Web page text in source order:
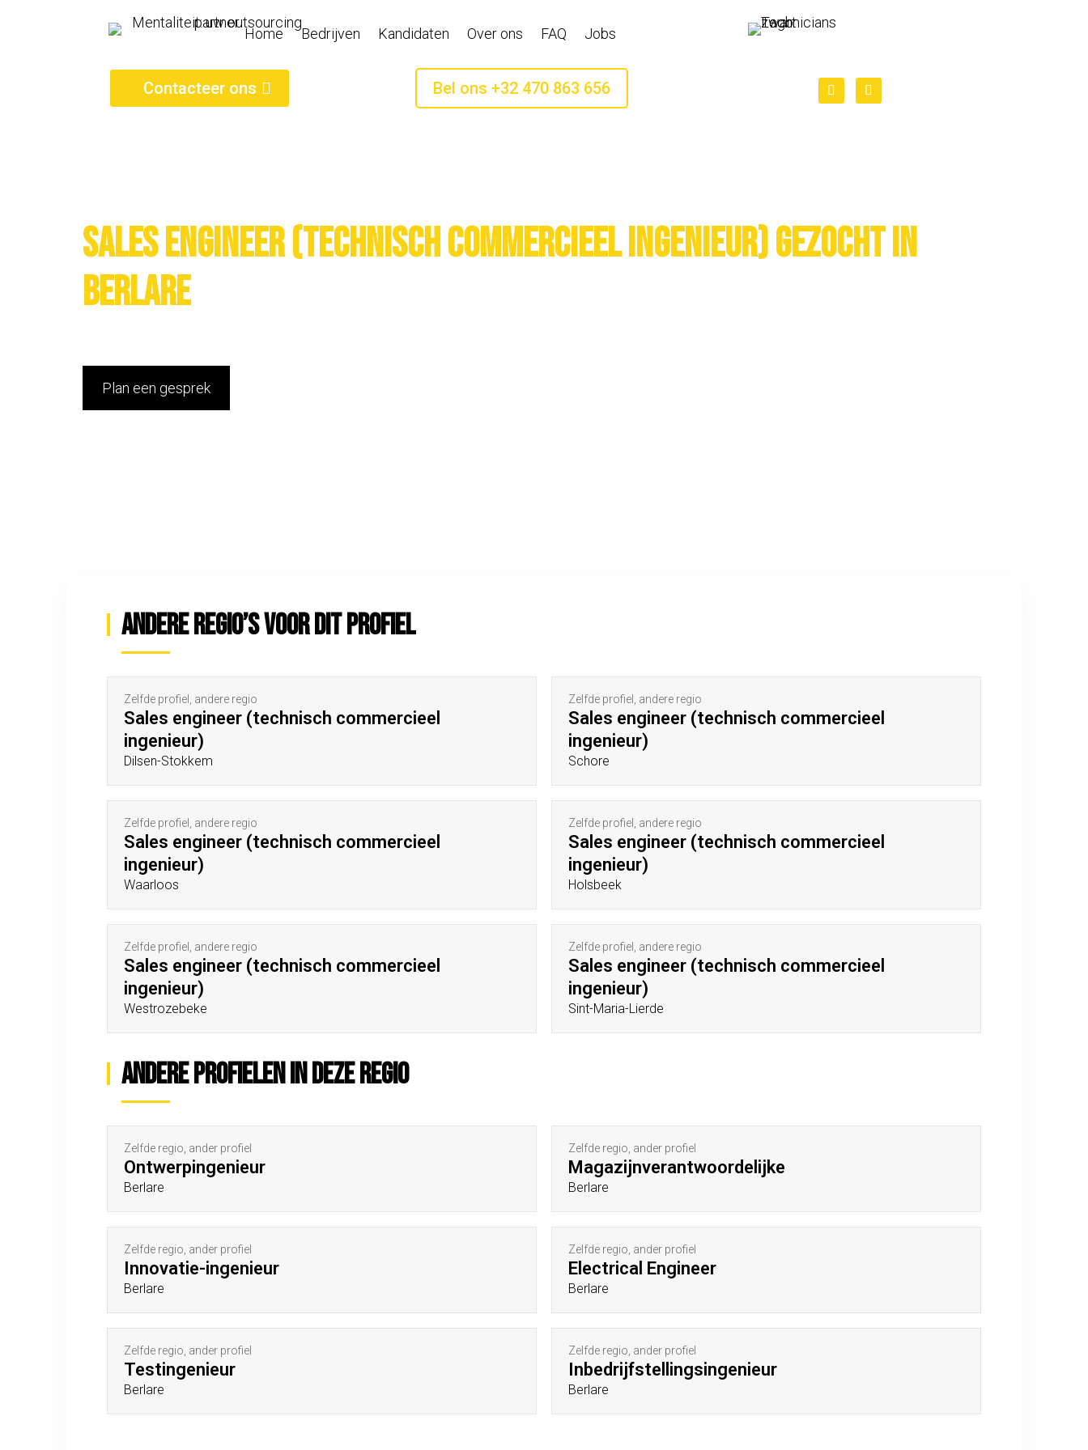
Home Bedrijven Kandidaten Over ons FAQ Jobs
Contacteer ons Bel ons +32 470 863 656
Sales engineer (technisch commercieel ingenieur) gezocht in
Berlare
Plan een gesprek
Andere regio’s voor dit profiel
Zelfde profiel, andere regio
Sales engineer (technisch commercieel
ingenieur)
Dilsen-Stokkem
Zelfde profiel, andere regio
Sales engineer (technisch commercieel
ingenieur)
Schore
Zelfde profiel, andere regio
Sales engineer (technisch commercieel
ingenieur)
Waarloos
Zelfde profiel, andere regio
Sales engineer (technisch commercieel
ingenieur)
Holsbeek
Zelfde profiel, andere regio
Sales engineer (technisch commercieel
ingenieur)
Westrozebeke
Zelfde profiel, andere regio
Sales engineer (technisch commercieel
ingenieur)
Sint-Maria-Lierde
Andere profielen in deze regio
Zelfde regio, ander profiel
Ontwerpingenieur
Berlare
Zelfde regio, ander profiel
Magazijnverantwoordelijke
Berlare
Zelfde regio, ander profiel
Innovatie-ingenieur
Berlare
Zelfde regio, ander profiel
Electrical Engineer
Berlare
Zelfde regio, ander profiel
Testingenieur
Berlare
Zelfde regio, ander profiel
Inbedrijfstellingsingenieur
Berlare